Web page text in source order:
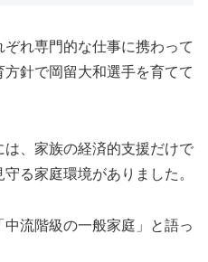
れ専門的な仕事に携わって
針で岡留大和選手を育てて
、家族の経済的支援だけで
る家庭環境がありました。
流階級の一般家庭」と語っ